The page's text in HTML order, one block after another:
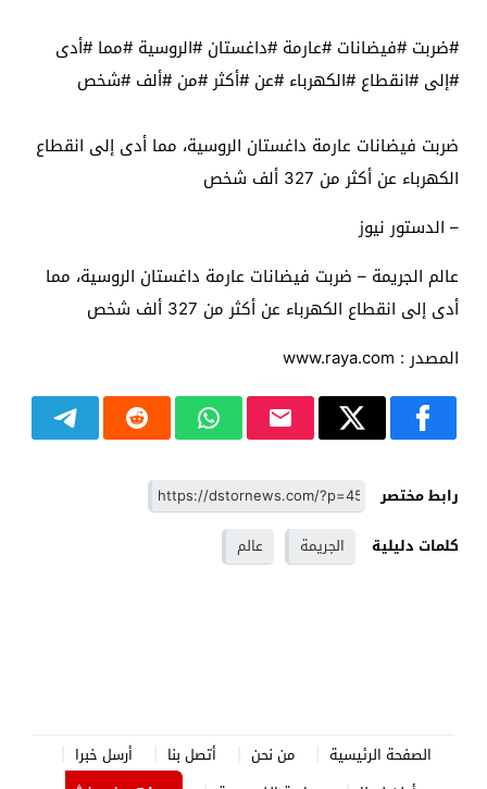
#ضربت #فيضانات #عارمة #داغستان #الروسية #مما #أدى
#إلى #انقطاع #الكهرباء #عن #أكثر #من #ألف #شخص
ضربت فيضانات عارمة داغستان الروسية، مما أدى إلى انقطاع
الكهرباء عن أكثر من 327 ألف شخص
– الدستور نيوز
عالم الجريمة – ضربت فيضانات عارمة داغستان الروسية، مما
أدى إلى انقطاع الكهرباء عن أكثر من 327 ألف شخص
المصدر : www.raya.com
رابط مختصر
كلمات دليلية
الجريمة عالم
الصفحة الرئيسية من نحن أتصل بنا
أرسل خبرا